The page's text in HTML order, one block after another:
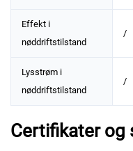
Effekt i
nøddriftstilstand
/
Lysstrøm i
nøddriftstilstand
/
Certifikater og